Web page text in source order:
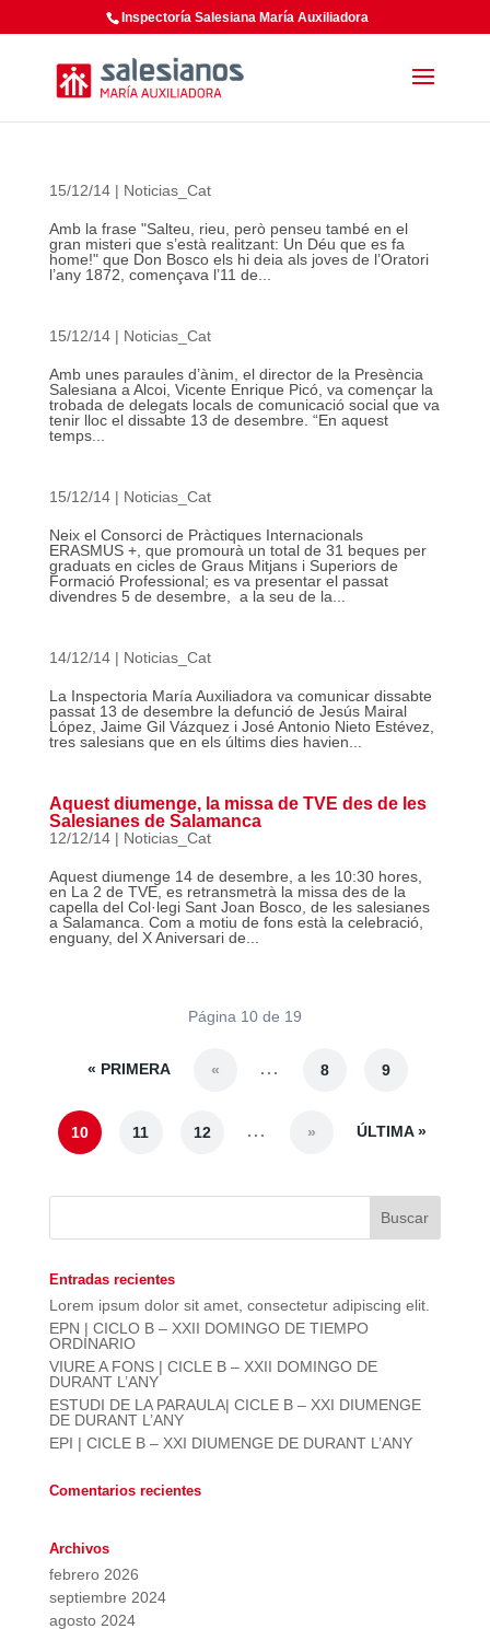
Inspectoría Salesiana María Auxiliadora
15/12/14| Noticias_Cat
Amb la frase "Salteu, rieu, però penseu també en el
gran misteri que s’està realitzant: Un Déu que es fa
home!" que Don Bosco els hi deia als joves de l’Oratori
l’any 1872, començava l’11 de...
15/12/14| Noticias_Cat
Amb unes paraules d’ànim, el director de la Presència
Salesiana a Alcoi, Vicente Enrique Picó, va començar la
trobada de delegats locals de comunicació social que va
tenir lloc el dissabte 13 de desembre. “En aquest
temps...
15/12/14| Noticias_Cat
Neix el Consorci de Pràctiques Internacionals
ERASMUS +, que promourà un total de 31 beques per
graduats en cicles de Graus Mitjans i Superiors de
Formació Professional; es va presentar el passat
divendres 5 de desembre, a la seu de la...
14/12/14| Noticias_Cat
La Inspectoria María Auxiliadora va comunicar dissabte
passat 13 de desembre la defunció de Jesús Mairal
López, Jaime Gil Vázquez i José Antonio Nieto Estévez,
tres salesians que en els últims dies havien...
Aquest diumenge, la missa de TVE des de les
Salesianes de Salamanca
12/12/14| Noticias_Cat
Aquest diumenge 14 de desembre, a les 10:30 hores,
en La 2 de TVE, es retransmetrà la missa des de la
capella del Col·legi Sant Joan Bosco, de les salesianes
a Salamanca. Com a motiu de fons està la celebració,
enguany, del X Aniversari de...
Página 10 de 19
« PRIMERA « ... 8 9
10 11 12 ... » ÚLTIMA »
Entradas recientes
Lorem ipsum dolor sit amet, consectetur adipiscing elit.
EPN | CICLO B – XXII DOMINGO DE TIEMPO
ORDINARIO
VIURE A FONS | CICLE B – XXII DOMINGO DE
DURANT L’ANY
ESTUDI DE LA PARAULA| CICLE B – XXI DIUMENGE
DE DURANT L’ANY
EPI | CICLE B – XXI DIUMENGE DE DURANT L’ANY
Comentarios recientes
Archivos
febrero 2026
septiembre 2024
agosto 2024